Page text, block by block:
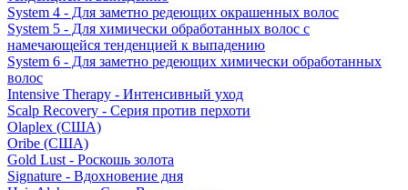
System 4 - Для заметно редеющих окрашенных волос
System 5 - Для химически обработанных волос с
намечающейся тенденцией к выпадению
System 6 - Для заметно редеющих химически обработанных
волос
Intensive Therapy - Интенсивный уход
Scalp Recovery - Серия против перхоти
Olaplex (США)
Oribe (США)
Gold Lust - Роскошь золота
Signature - Вдохновение дня